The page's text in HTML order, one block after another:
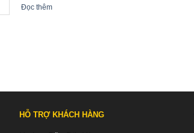
Đọc thêm
HỖ TRỢ KHÁCH HÀNG